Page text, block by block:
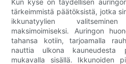
Kun kyse on täydellisen
tärkeimmistä päätöksistä, jotka
ikkunatyylien
maksimoimiseksi. Auringon
tahansa kotiin, tarjoamalla
nauttia ulkona kauneudesta
mukavalla sisällä. Ikkunoiden